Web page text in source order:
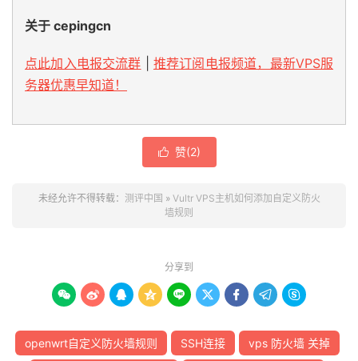
关于 cepingcn
点此加入电报交流群
推荐订阅电报频道，最新VPS服
务器优惠早知道！
 赞(2)
未经允许不得转载： 测评中国 » Vultr VPS主机如何添加自定义防火
墙规则
分享到
        
openwrt自定义防火墙规则 SSH连接 vps 防火墙 关掉